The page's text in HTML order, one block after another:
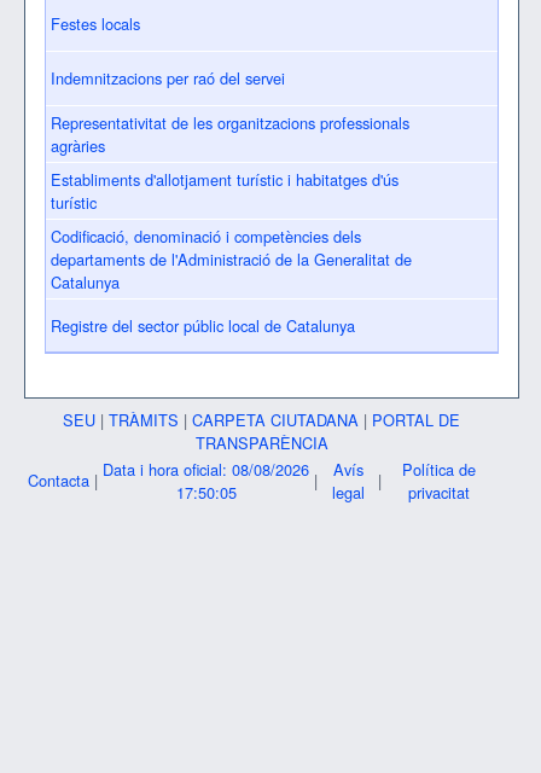
Festes locals
Indemnitzacions per raó del servei
Representativitat de les organitzacions professionals
agràries
Establiments d'allotjament turístic i habitatges d'ús
turístic
Codificació, denominació i competències dels
departaments de l'Administració de la Generalitat de
Catalunya
Registre del sector públic local de Catalunya
SEU | TRÀMITS | CARPETA CIUTADANA | PORTAL DE
TRANSPARÈNCIA
Contacta | Data i hora oficial: 08/08/2026
17:50:06
|
Avís
legal
|
Política de
privacitat